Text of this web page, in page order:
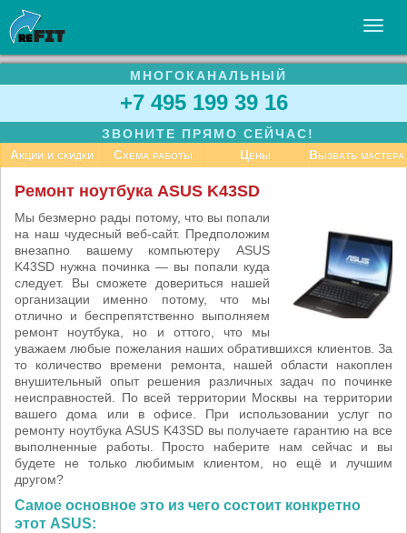
УСЛУГИ
БИЗНЕСУ
СТАТЬИ
МНОГОКАНАЛЬНЫЙ
+7 495 199 39 16
ЗВОНИТЕ ПРЯМО СЕЙЧАС!
Акции и скидки
Схема работы Цены Вызвать мастера
Ремонт ноутбука ASUS K43SD
Мы безмерно рады потому, что вы попали
на наш чудесный веб-сайт. Предположим
внезапно вашему компьютеру ASUS
K43SD нужна починка — вы попали куда
следует. Вы сможете довериться нашей
организации именно потому, что мы
отлично и беспрепятственно выполняем
ремонт ноутбука, но и оттого, что мы
уважаем любые пожелания наших обратившихся клиентов. За
то количество времени ремонта, нашей области накоплен
внушительный опыт решения различных задач по починке
неисправностей. По всей территории Москвы на территории
вашего дома или в офисе. При использовании услуг по
ремонту ноутбука ASUS K43SD вы получаете гарантию на все
выполненные работы. Просто наберите нам сейчас и вы
будете не только любимым клиентом, но ещё и лучшим
другом?
Самое основное это из чего состоит конкретно
этот ASUS: